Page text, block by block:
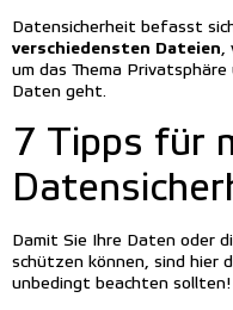
Datensicherheit befasst
verschiedensten Dateien,
um das Thema
Daten geht.
7 Tipps für
Damit Sie Ihre Daten oder
schützen können, sind hier
unbedingt beachten sollten!